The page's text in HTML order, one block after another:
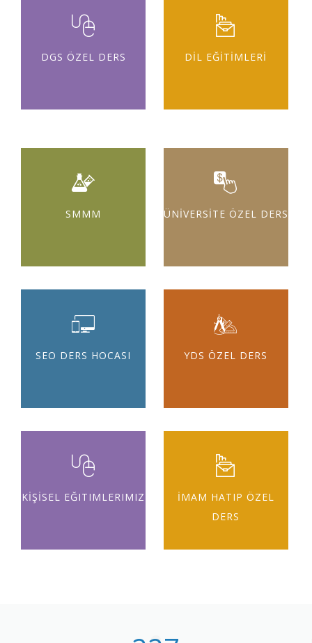
DGS ÖZEL DERS DİL EĞİTİMLERİ
SMMM ÜNİVERSİTE ÖZEL DERS
SEO DERS HOCASI YDS ÖZEL DERS
KİŞİSEL EĞITIMLERIMIZ
İMAM HATIP ÖZEL
DERS